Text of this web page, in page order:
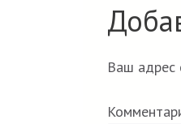
Ваш адрес